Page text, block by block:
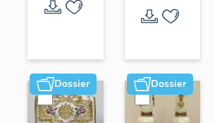
Dossier Dossier